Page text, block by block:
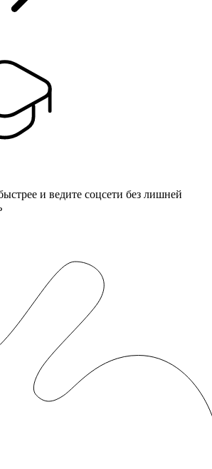
и ведите соцсети без лишней